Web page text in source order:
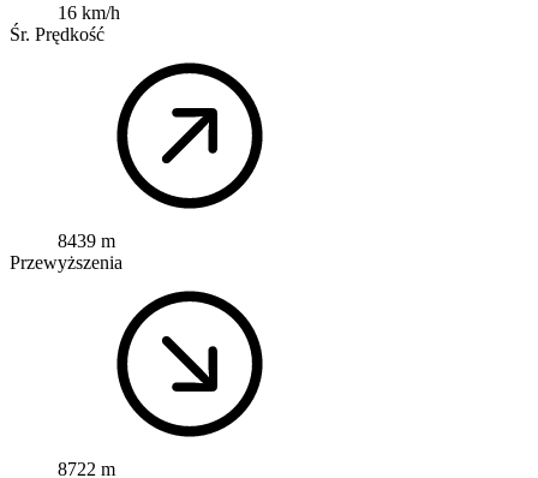
16 km/h
Śr. Prędkość
8439 m
Przewyższenia
8722 m